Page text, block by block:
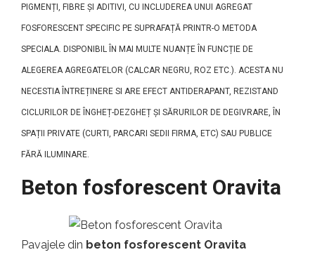
PIGMENȚI, FIBRE ȘI ADITIVI, CU INCLUDEREA UNUI AGREGAT
FOSFORESCENT SPECIFIC PE SUPRAFAȚĂ PRINTR-O METODA
SPECIALA. DISPONIBIL ÎN MAI MULTE NUANȚE ÎN FUNCȚIE DE
ALEGEREA AGREGATELOR (CALCAR NEGRU, ROZ ETC.). ACESTA NU
NECESTIA ÎNTREȚINERE SI ARE EFECT ANTIDERAPANT, REZISTAND
CICLURILOR DE ÎNGHEȚ-DEZGHEȚ ȘI SĂRURILOR DE DEGIVRARE, ÎN
SPAȚII PRIVATE (CURTI, PARCARI SEDII FIRMA, ETC) SAU PUBLICE
FĂRĂ ILUMINARE.
Beton fosforescent Oravita
Pavajele din beton fosforescent Oravita